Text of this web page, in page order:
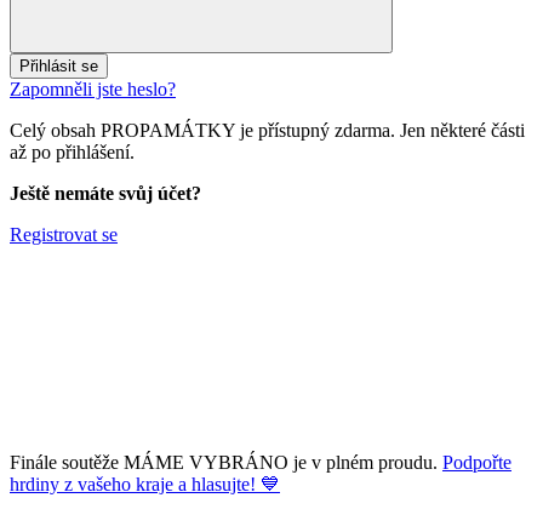
Přihlásit se
Zapomněli jste heslo?
Celý obsah PROPAMÁTKY je přístupný zdarma. Jen některé části
až po přihlášení.
Ještě nemáte svůj účet?
Registrovat se
Finále soutěže MÁME VYBRÁNO je v plném proudu. Podpořte
hrdiny z vašeho kraje a hlasujte! 💙